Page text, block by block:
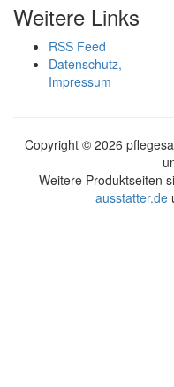
Weitere Links
RSS Feed
Datenschutz,
Impressum
Copyright © 2026
Weitere Produktseiten
ausstatter.de